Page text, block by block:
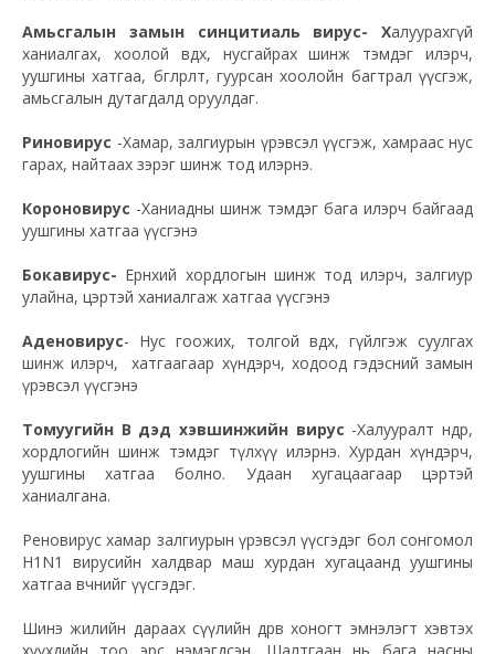
Амьсгалын замын синцитиаль вирус- Халуурахгүй
ханиалгах, хоолой өвдөх, нусгайрах шинж тэмдэг илэрч,
уушгины хатгаа, бөглөрөлт, гуурсан хоолойн багтрал үүсгэж,
амьсгалын дутагдалд оруулдаг.
Риновирус -Хамар, залгиурын үрэвсэл үүсгэж, хамраас нус
гарах, найтаах зэрэг шинж тод илэрнэ.
Короновирус -Ханиадны шинж тэмдэг бага илэрч байгаад
уушгины хатгаа үүсгэнэ
Бокавирус- Ерөнхий хордлогын шинж тод илэрч, залгиур
улайна, цэртэй ханиалгаж хатгаа үүсгэнэ
Аденовирус- Нус гоожих, толгой өвдөх, гүйлгэж суулгах
шинж илэрч, хатгаагаар хүндэрч, ходоод гэдэсний замын
үрэвсэл үүсгэнэ
Томуугийн В дэд хэвшинжийн вирус -Халууралт өндөр,
хордлогийн шинж тэмдэг түлхүү илэрнэ. Хурдан хүндэрч,
уушгины хатгаа болно. Удаан хугацаагаар цэртэй
ханиалгана.
Реновирус хамар залгиурын үрэвсэл үүсгэдэг бол сонгомол
H1N1 вирусийн халдвар маш хурдан хугацаанд уушгины
хатгаа өвчнийг үүсгэдэг.
Шинэ жилийн дараах сүүлийн дөрөв хоногт эмнэлэгт хэвтэх